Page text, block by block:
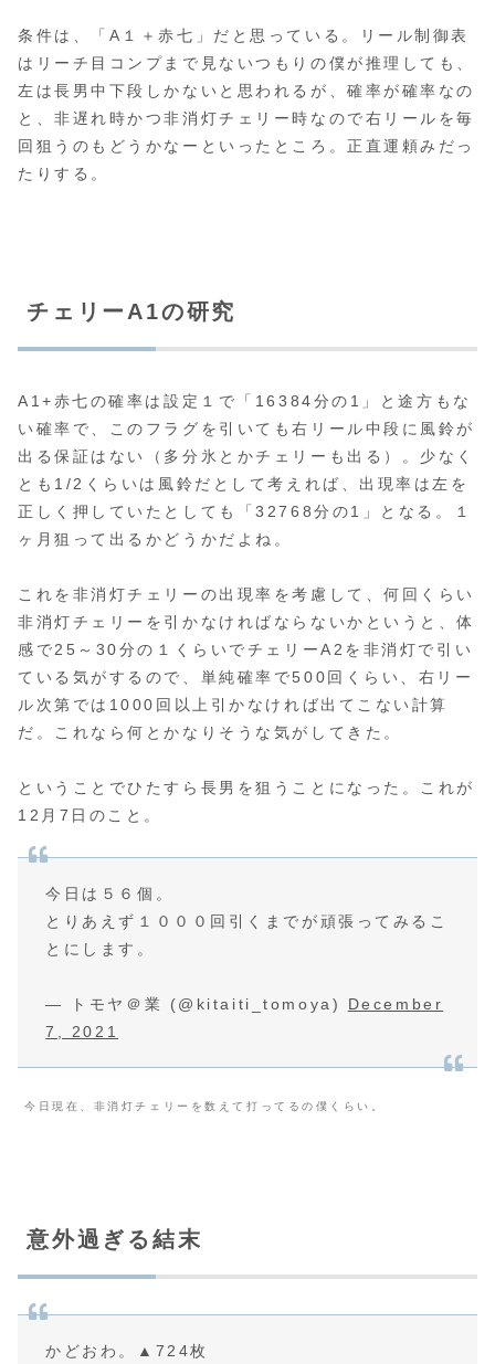
条件は、「A１＋赤七」だと思っている。リール制御表
はリーチ目コンプまで見ないつもりの僕が推理しても、
左は長男中下段しかないと思われるが、確率が確率なの
と、非遅れ時かつ非消灯チェリー時なので右リールを毎
回狙うのもどうかなーといったところ。正直運頼みだっ
たりする。
チェリーA1の研究
A1+赤七の確率は設定１で「16384分の1」と途方もな
い確率で、このフラグを引いても右リール中段に風鈴が
出る保証はない（多分氷とかチェリーも出る）。少なく
とも1/2くらいは風鈴だとして考えれば、出現率は左を
正しく押していたとしても「32768分の1」となる。１
ヶ月狙って出るかどうかだよね。
これを非消灯チェリーの出現率を考慮して、何回くらい
非消灯チェリーを引かなければならないかというと、体
感で25～30分の１くらいでチェリーA2を非消灯で引い
ている気がするので、単純確率で500回くらい、右リー
ル次第では1000回以上引かなければ出てこない計算
だ。これなら何とかなりそうな気がしてきた。
ということでひたすら長男を狙うことになった。これが
12月7日のこと。
今日は５６個。
とりあえず１０００回引くまでが頑張ってみるこ
とにします。
— トモヤ＠業 (@kitaiti_tomoya) December
7, 2021
今日現在、非消灯チェリーを数えて打ってるの僕くらい。
意外過ぎる結末
かどおわ。▲724枚